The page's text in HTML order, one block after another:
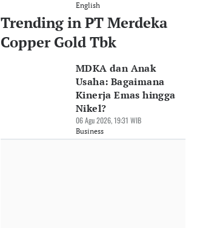
English
Trending in PT Merdeka
Copper Gold Tbk
MDKA dan Anak
Usaha: Bagaimana
Kinerja Emas hingga
Nikel?
06 Agu 2026, 19:31 WIB
Business